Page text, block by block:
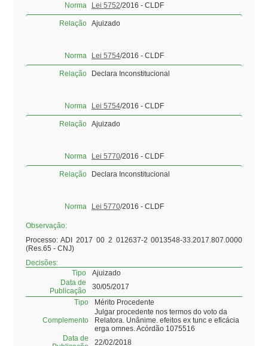
Norma Lei 5752/2016 - CLDF
Relação Ajuizado
Norma Lei 5754/2016 - CLDF
Relação Declara Inconstitucional
Norma Lei 5754/2016 - CLDF
Relação Ajuizado
Norma Lei 5770/2016 - CLDF
Relação Declara Inconstitucional
Norma Lei 5770/2016 - CLDF
Observação:
Processo: ADI 2017 00 2 012637-2 0013548-33.2017.807.0000
(Res.65 - CNJ)
Decisões:
Tipo
Ajuizado
Data de
Publicação
30/05/2017
Tipo
Mérito Procedente
Complemento
Julgar procedente nos termos do voto da
Relatora. Unânime. efeitos ex tunc e eficácia
erga omnes. Acórdão 1075516
Data de
22/02/2018